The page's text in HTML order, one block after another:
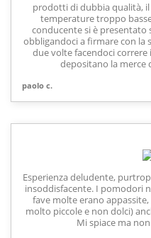
prodotti di dubbia qualità,
temperature troppo
conducente si è presentato
obbligandoci a firmare con la
due volte facendoci
depositano la merce
paolo c.
Esperienza deludente,
insoddisfacente. I pomodori
fave molte erano
molto piccole e non dolci)
Mi spiace ma